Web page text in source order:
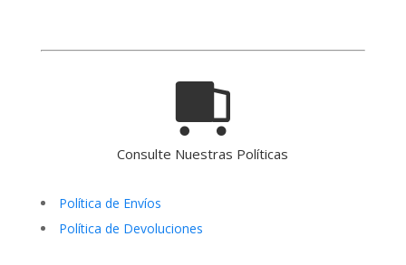
Consulte Nuestras Políticas
Política de Envíos
Política de Devoluciones